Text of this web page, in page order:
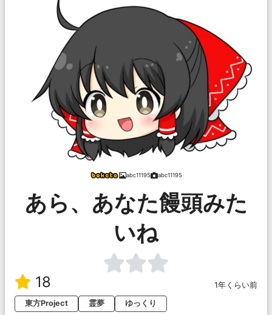
abc11195 abc11195
あら、あなた饅頭みた
いね
18
1年くらい前
東方Project
霊夢 ゆっくり